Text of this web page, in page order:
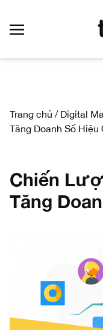
Trang chủ / Digital
Tăng Doanh Số Hiệu
Chiến
Tăng